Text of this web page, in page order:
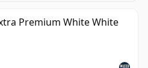
Premium White White